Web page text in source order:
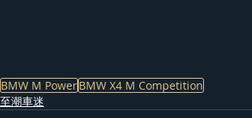
BMW M PowerBMW X4 M Competition
至潮車迷